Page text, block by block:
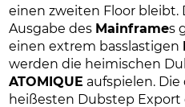
einen zweiten Floor bleibt.
Ausgabe des Mainframes
einen extrem basslastigen
werden die heimischen
ATOMIQUE aufspielen.
heißesten Dubstep